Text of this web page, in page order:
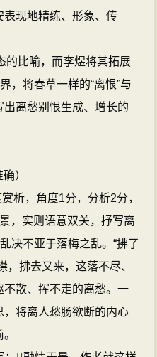
现地精练、形象、传
的比喻，而李煜将其拓展
，将春草一样的“离恨”与
离愁别恨生成、增长的
）
析，角度1分，分析2分，
，实则语意双关，抒写离
决不亚于落梅之乱。“拂了
，拂去又来，这落不尽、
散、挥不走的离愁。一
将离人愁肠欲断的内心